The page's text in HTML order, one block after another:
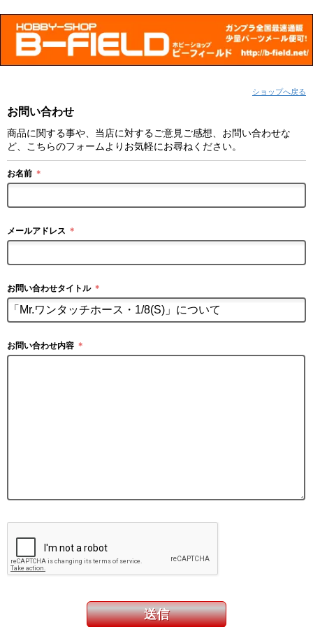
ショップへ戻る
お問い合わせ
商品に関する事や、当店に対するご意見ご感想、お問い合わせな
ど、こちらのフォームよりお気軽にお尋ねください。
お名前 ＊
メールアドレス ＊
お問い合わせタイトル ＊
お問い合わせ内容 ＊